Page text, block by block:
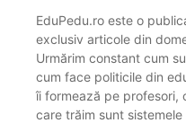
EduPedu.ro este o
exclusiv articole din
Urmărim constant cum
cum face politicile din
îi formează pe profesori,
care trăim sunt